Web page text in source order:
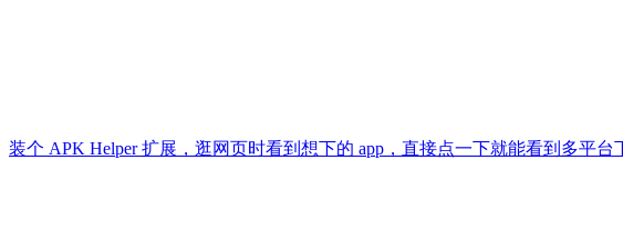
装个 APK Helper 扩展，逛网页时看到想下的 app，直接点一下就能看到多平台